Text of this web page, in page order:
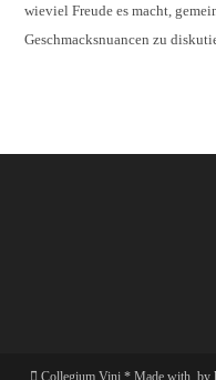
wieviel Freude es macht,
Geschmacksnuancen zu
Collegium Vini * Made with by